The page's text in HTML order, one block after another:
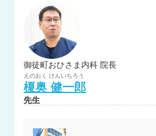
御徒町おひさま内科 院長
えのおく けんいちろう
榎奥 健一郎
先生